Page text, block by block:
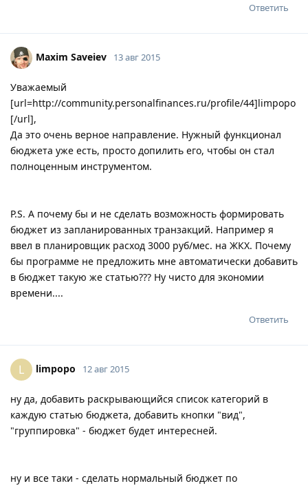
Ответить
Maxim Saveiev 13 авг 2015
Уважаемый
[url=http://community.personalfinances.ru/profile/44]limpopo
[/url],
Да это очень верное направление. Нужный функционал
бюджета уже есть, просто допилить его, чтобы он стал
полноценным инструментом.
P.S. А почему бы и не сделать возможность формировать
бюджет из запланированных транзакций. Например я
ввел в планировщик расход 3000 руб/мес. на ЖКХ. Почему
бы программе не предложить мне автоматически добавить
в бюджет такую же статью??? Ну чисто для экономии
времени....
Ответить
L limpopo 12 авг 2015
ну да, добавить раскрывающийся список категорий в
каждую статью бюджета, добавить кнопки "вид",
"группировка" - бюджет будет интересней.
ну и все таки - сделать нормальный бюджет по